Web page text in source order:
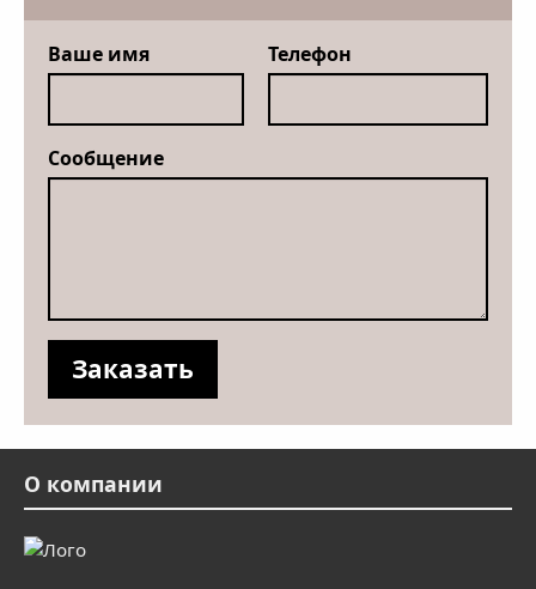
Ваше имя Телефон
Сообщение
О компании